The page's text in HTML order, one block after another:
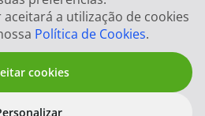
a utilização de cookies
Política de Cookies.
cookies
Top Atlântico, Viagens e Turismo